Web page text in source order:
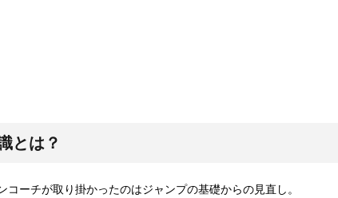
とは？
コーチが取り掛かったのはジャンプの基礎からの見直し。